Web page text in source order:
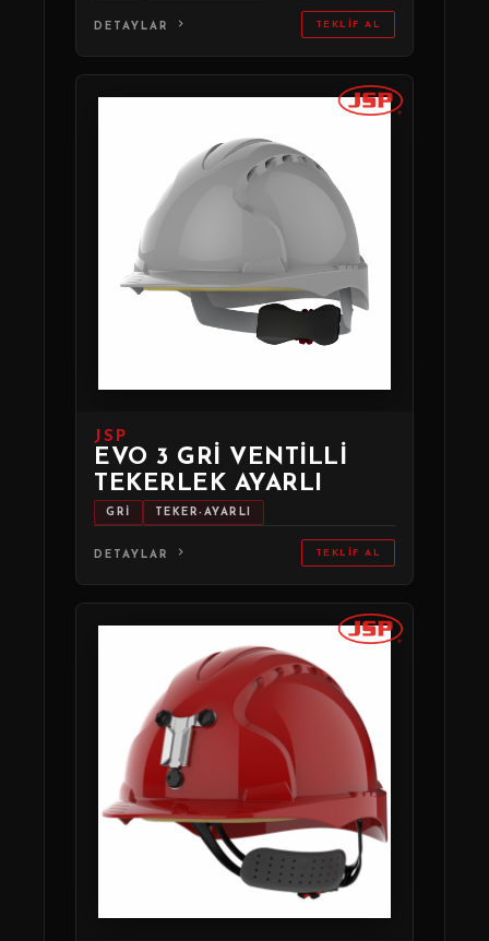
DETAYLAR TEKLIF AL
JSP
EVO 3 GRI VENTILLI
TEKERLEK AYARLI
GRİ TEKER-AYARLI
DETAYLAR TEKLIF AL